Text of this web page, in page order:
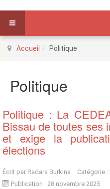
Accueil Politique
Politique
Politique : La
Bissau de toutes ses
et exige la
élections
Écrit par Radars Burkina Catégorie :
Publication : 28 novembre 2025